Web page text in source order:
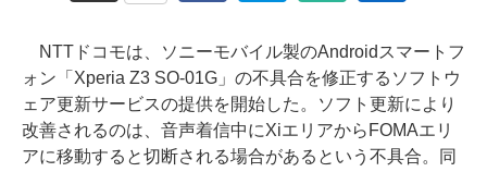
NTTドコモは、ソニーモバイル製のAndroidスマートフ
ォン「Xperia Z3 SO-01G」の不具合を修正するソフトウ
ェア更新サービスの提供を開始した。ソフト更新により
改善されるのは、音声着信中にXiエリアからFOMAエリ
アに移動すると切断される場合があるという不具合。同